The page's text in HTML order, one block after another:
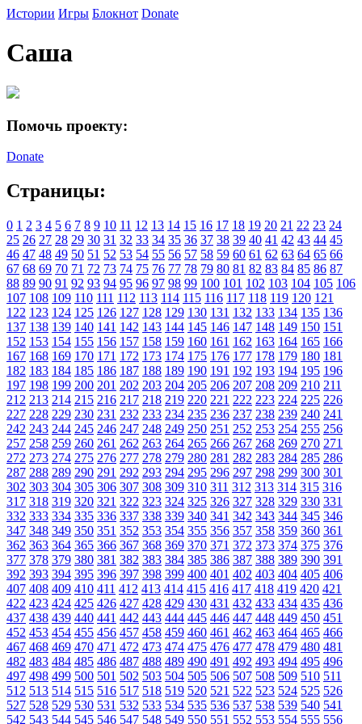
Истории Игры Блокнот Donate
Саша
Помочь проекту:
Donate
Страницы:
0 1 2 3 4 5 6 7 8 9 10 11 12 13 14 15 16 17 18 19 20 21 22 23 24
25 26 27 28 29 30 31 32 33 34 35 36 37 38 39 40 41 42 43 44 45
46 47 48 49 50 51 52 53 54 55 56 57 58 59 60 61 62 63 64 65 66
67 68 69 70 71 72 73 74 75 76 77 78 79 80 81 82 83 84 85 86 87
88 89 90 91 92 93 94 95 96 97 98 99 100 101 102 103 104 105 106
107 108 109 110 111 112 113 114 115 116 117 118 119 120 121
122 123 124 125 126 127 128 129 130 131 132 133 134 135 136
137 138 139 140 141 142 143 144 145 146 147 148 149 150 151
152 153 154 155 156 157 158 159 160 161 162 163 164 165 166
167 168 169 170 171 172 173 174 175 176 177 178 179 180 181
182 183 184 185 186 187 188 189 190 191 192 193 194 195 196
197 198 199 200 201 202 203 204 205 206 207 208 209 210 211
212 213 214 215 216 217 218 219 220 221 222 223 224 225 226
227 228 229 230 231 232 233 234 235 236 237 238 239 240 241
242 243 244 245 246 247 248 249 250 251 252 253 254 255 256
257 258 259 260 261 262 263 264 265 266 267 268 269 270 271
272 273 274 275 276 277 278 279 280 281 282 283 284 285 286
287 288 289 290 291 292 293 294 295 296 297 298 299 300 301
302 303 304 305 306 307 308 309 310 311 312 313 314 315 316
317 318 319 320 321 322 323 324 325 326 327 328 329 330 331
332 333 334 335 336 337 338 339 340 341 342 343 344 345 346
347 348 349 350 351 352 353 354 355 356 357 358 359 360 361
362 363 364 365 366 367 368 369 370 371 372 373 374 375 376
377 378 379 380 381 382 383 384 385 386 387 388 389 390 391
392 393 394 395 396 397 398 399 400 401 402 403 404 405 406
407 408 409 410 411 412 413 414 415 416 417 418 419 420 421
422 423 424 425 426 427 428 429 430 431 432 433 434 435 436
437 438 439 440 441 442 443 444 445 446 447 448 449 450 451
452 453 454 455 456 457 458 459 460 461 462 463 464 465 466
467 468 469 470 471 472 473 474 475 476 477 478 479 480 481
482 483 484 485 486 487 488 489 490 491 492 493 494 495 496
497 498 499 500 501 502 503 504 505 506 507 508 509 510 511
512 513 514 515 516 517 518 519 520 521 522 523 524 525 526
527 528 529 530 531 532 533 534 535 536 537 538 539 540 541
542 543 544 545 546 547 548 549 550 551 552 553 554 555 556